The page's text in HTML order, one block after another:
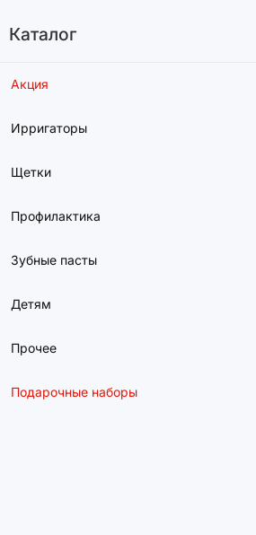
Каталог
Акция
Ирригаторы
Щетки
Профилактика
Зубные пасты
Детям
Прочее
Подарочные наборы